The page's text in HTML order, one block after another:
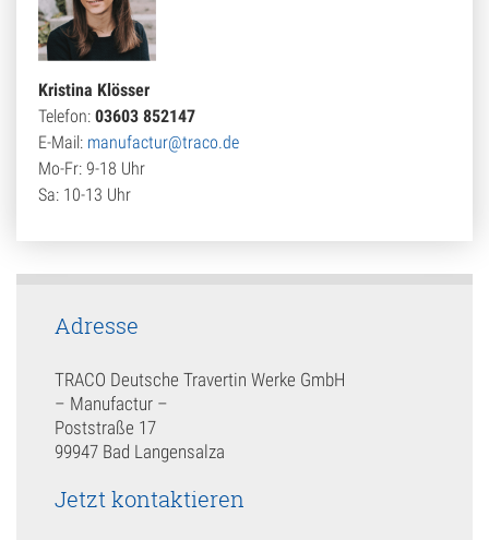
Kristina Klösser
Telefon: 03603 852147
E-Mail: manufactur@traco.de
Mo-Fr: 9-18 Uhr
Sa: 10-13 Uhr
Adresse
TRACO Deutsche Travertin Werke GmbH
– Manufactur –
Poststraße 17
99947 Bad Langensalza
Jetzt kontaktieren